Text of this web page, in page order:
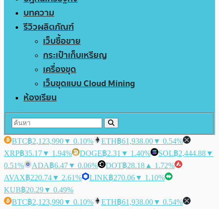
บทความ
รีวิวผลิตภัณฑ์
เว็บซื้อขาย
กระเป๋าเก็บเหรียญ
เครื่องขุด
เว็บขุดแบบ Cloud Mining
ห้องเรียน
BTC฿2,123,990▼ 0.10% ETH฿61,938.00▼ 0.54%
XRP฿35.17▼ 1.94% DOGE฿2.31 ▼ 1.40% SOL฿2,444.88▼
0.51%
ADA฿6.47▼ 0.06% DOT฿28.18 ▲ 1.72%
AVAX฿220.74▼ 2.61% LINK฿270.06▼ 1.10%
KUB฿20.29▼ 0.49%
BTC฿2,123,990▼ 0.10% ETH฿61,938.00▼ 0.54%